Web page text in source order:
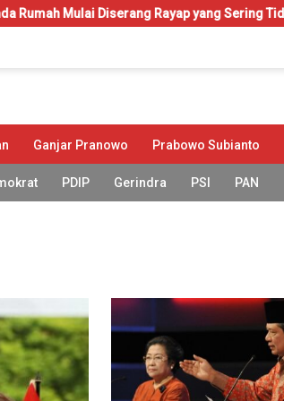
Diserang Rayap yang Sering Tidak Disadari
Ganjar Pranowo Prabowo Subianto
PDIP Gerindra PSI PAN